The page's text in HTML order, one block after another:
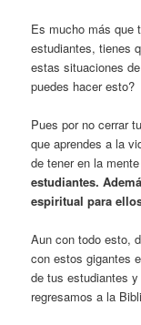
Es mucho más que
estudiantes, tienes
estas situaciones
puedes hacer esto?
Pues por no cerrar
que aprendes a la
de tener en la
estudiantes.
espiritual para
Aun con todo esto,
con estos gigantes
de tus estudiantes
regresamos a la